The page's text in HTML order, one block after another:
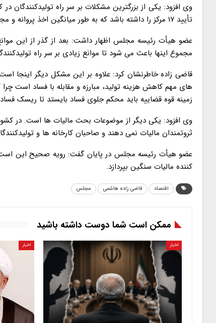
وی افزود: یکی از بزرگترین مشکلات بر سر راه
تأیید ۱۷ مرکز را داشته باشد که به طور میانگین اخذ پروانه و مجوز حدود ۱۱ ماه به طول می انجامد.
عضو هیأت رئیسه مجلس اظهار داشت: بعد از گذر از این
مجموع اینها باعث می شود تا موانع زیادی بر سر راه
قاضی زاده خاطرنشان کرد: علاوه بر این مشکل دیگر اینجا
های مهم کاهش هزینه تولید، مبارزه و مقابله با فساد است
زمینه قوه قضاییه باید محکم جلوی فساد بایستد تا ریسک فساد
وی افزود: یکی دیگر از موضوعات بحث مالیات ها است. در
ثروتمندان مالیات نمی دهند و صاحبان کارخانه ها و
عضو هیأت رئیسه مجلس در پایان گفت: رویه صحیح این است که
کننده مالیات سنگین بپردازد.
اقتصاد قاضی زاده هاشمی مجلس
ممکن است شما دوست داشته باشید
اخبار اخبار